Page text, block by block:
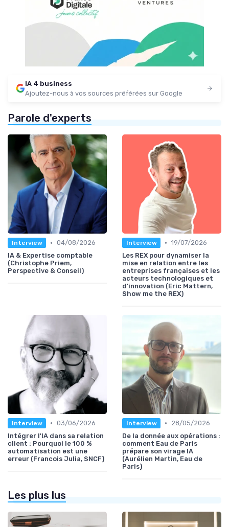
IA 4 business
Ajoutez-nous à vos sources préférées sur Google
Parole d'experts
Interview • 04/08/2026
IA & Expertise comptable
(Christophe Priem,
Perspective & Conseil)
Interview • 19/07/2026
Les REX pour dynamiser la
mise en relation entre les
entreprises françaises et les
acteurs technologiques et
d’innovation (Eric Mattern,
Show me the REX)
Interview • 03/06/2026
Intégrer l'IA dans sa relation
client : Pourquoi le 100 %
automatisation est une
erreur (Francois Julia, SNCF)
Interview •
28/05/2026
De la donnée aux opérations :
comment Eau de Paris
prépare son virage IA
(Aurélien Martin, Eau de
Paris)
Les plus lus